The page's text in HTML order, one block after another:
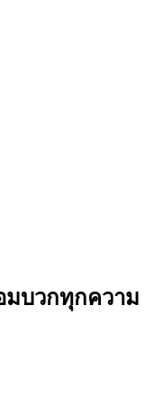
บวกทุกความ